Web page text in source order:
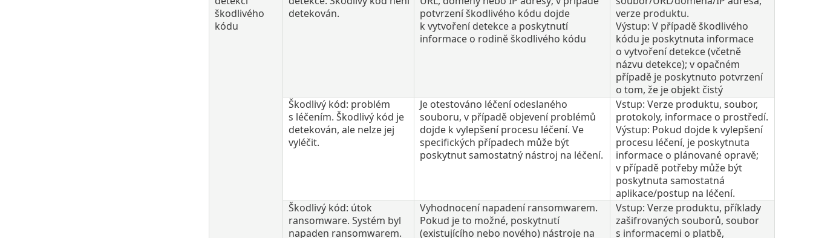
škodlivého
kódu
detekován.
potvrzení škodlivého kódu dojde
k vytvoření detekce a poskytnutí
informace o rodině škodlivého kódu
verze produktu.
Výstup: V případě škodlivého
kódu je poskytnuta informace
o vytvoření detekce (včetně
názvu detekce); v opačném
případě je poskytnuto potvrzení
o tom, že je objekt čistý
Škodlivý kód: problém
s léčením. Škodlivý kód je
detekován, ale nelze jej
vyléčit.
Je otestováno léčení odeslaného
souboru, v případě objevení problémů
dojde k vylepšení procesu léčení. Ve
specifických případech může být
poskytnut samostatný nástroj na léčení.
Vstup: Verze produktu, soubor,
protokoly, informace o prostředí.
Výstup: Pokud dojde k vylepšení
procesu léčení, je poskytnuta
informace o plánované opravě;
v případě potřeby může být
poskytnuta samostatná
aplikace/postup na léčení.
Škodlivý kód: útok
ransomware. Systém byl
napaden ransomwarem.
Vyhodnocení napadení ransomwarem.
Pokud je to možné, poskytnutí
(existujícího nebo nového) nástroje na
Vstup: Verze produktu, příklady
zašifrovaných souborů, soubor
s informacemi o platbě,